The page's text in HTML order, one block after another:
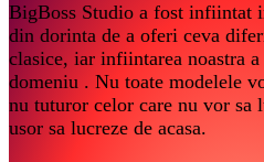
BigBoss Studio a fost infiintat
din dorinta de a oferi ceva
clasice, iar infiintarea noastra
domeniu . Nu toate modelele
nu tuturor celor care nu vor sa
usor sa lucreze de acasa.